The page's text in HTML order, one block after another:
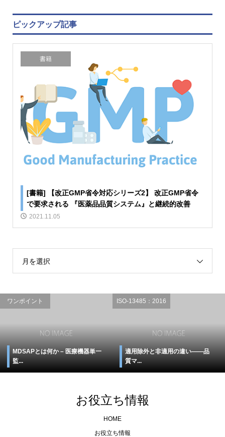
ピックアップ記事
書籍
[書籍] 【改正GMP省令対応シリーズ2】 改正GMP省令
で要求される 『医薬品品質システム』と継続的改善
2021.11.05
月を選択
ワンポイント
MDSAPとは何か – 医療機器単一
監...
ISO-13485：2016
適用除外と非適用の違い――品
質マ...
お役立ち情報
HOME
お役立ち情報